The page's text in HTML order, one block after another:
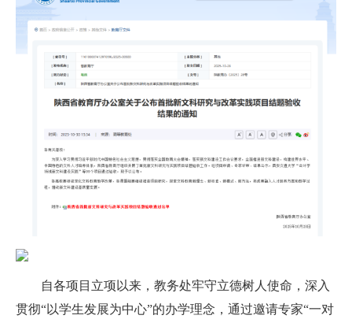
自各项目立项以来，教务处牢守立德树人使命，深入
贯彻“以学生发展为中心”的办学理念，通过邀请专家“一对